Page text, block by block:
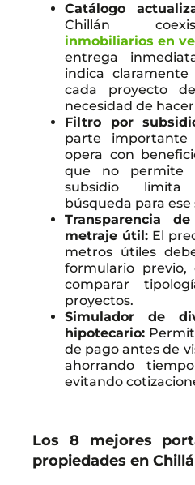
Catálogo
Chillán
inmobiliarios en
entrega
indica
cada proyecto
necesidad de
Filtro por
parte
opera con
que no permite
subsidio limita
búsqueda para
Transparencia
metraje útil:El
metros útiles
formulario previo,
comparar
proyectos.
Simulador de
hipotecario:
de pago antes de
ahorrando
evitando
Los 8 mejores
propiedades en